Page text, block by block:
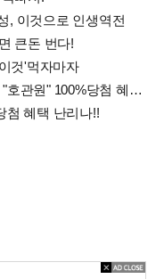
, 이것으로 인생역전
큰돈 번다!
것'먹자마자
" 100%당첨 혜택 난리나!!
첨 혜택 난리나!!